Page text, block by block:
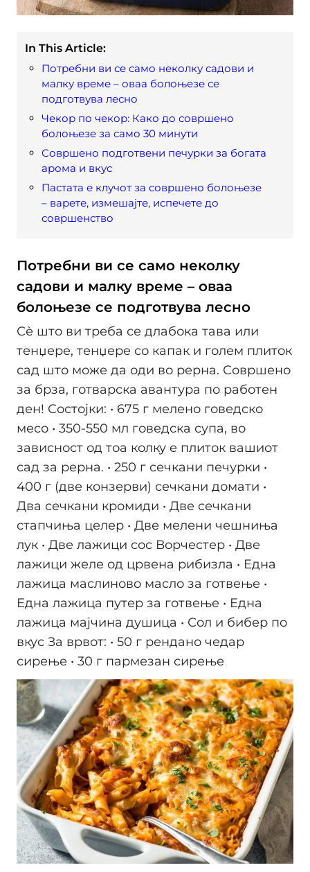
In This Article:
Потребни ви се само неколку садови и
малку време – оваа болоњезе се
подготвува лесно
Чекор по чекор: Како до совршено
болоњезе за само 30 минути
Совршено подготвени печурки за богата
арома и вкус
Пастата е клучот за совршено болоњезе
– варете, измешајте, испечете до
совршенство
Потребни ви се само неколку
садови и малку време – оваа
болоњезе се подготвува лесно
Сѐ што ви треба се длабока тава или
тенџере, тенџере со капак и голем плиток
сад што може да оди во рерна. Совршено
за брза, готварска авантура по работен
ден! Состојки: • 675 г мелено говедско
месо • 350-550 мл говедска супа, во
зависност од тоа колку е плиток вашиот
сад за рерна. • 250 г сечкани печурки •
400 г (две конзерви) сечкани домати •
Два сечкани кромиди • Две сечкани
стапчиња целер • Две мелени чешниња
лук • Две лажици сос Ворчестер • Две
лажици желе од црвена рибизла • Една
лажица маслиново масло за готвење •
Една лажица путер за готвење • Една
лажица мајчина душица • Сол и бибер по
вкус За врвот: • 50 г рендано чедар
сирење • 30 г пармезан сирење